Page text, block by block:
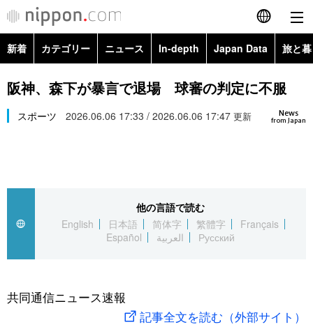
English
简体字
繁體字
العربية
社会
旅と暮らし
新着 カテゴリー ニュース In-depth Japan Data 旅と
政治・外交
経済・ビジネス
社会
文化
科学・技術
暮らし
Topics
Images
お知らせ
阪神、森下が暴言で退場 球審の判定に不服
News
from Japan
スポーツ 2026.06.06 17:33 / 2026.06.06 17:47 更新
他の言語で読む
English
日本語 简体字 繁體字
Français
Español
العربية Русский
共同通信ニュース速報
記事全文を読む（外部サイト）